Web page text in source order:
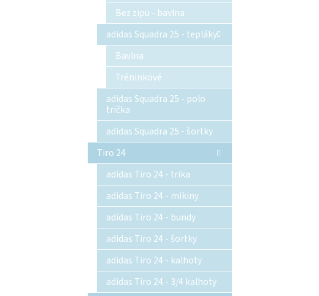
Bez zipu - bavlna
adidas Squadra 25 - tepláky
Bavlna
Tréninkové
adidas Squadra 25 - polo
trička
adidas Squadra 25 - šortky
Tiro 24
adidas Tiro 24 - trika
adidas Tiro 24 - mikiny
adidas Tiro 24 - bundy
adidas Tiro 24 - šortky
adidas Tiro 24 - kalhoty
adidas Tiro 24 - 3/4 kalhoty